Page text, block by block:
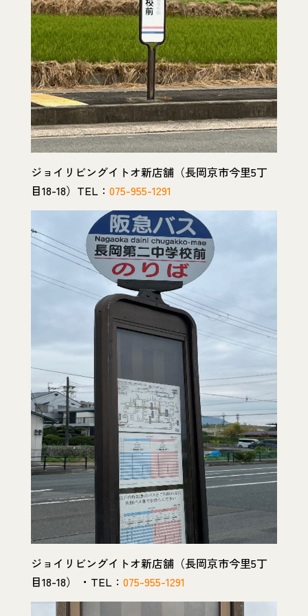
ジョイリビングイトオ新店舗（長岡京市今里5丁
目18-18）TEL： 075-955-1291
ジョイリビングイトオ新店舗（長岡京市今里5丁
目18-18） ・TEL： 075-955-1291